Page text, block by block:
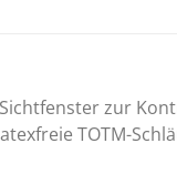
zur
TOTM-